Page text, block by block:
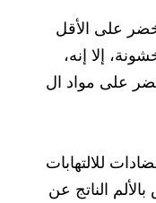
على الأقل
إلا إنه،
على مواد ال
للالتهابات
الناتج عن